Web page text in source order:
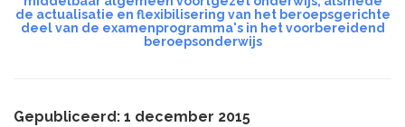
de actualisatie en flexibilisering van het beroepsgerichte
deel van de examenprogramma's in het voorbereidend
beroepsonderwijs
Gepubliceerd: 1 december 2015